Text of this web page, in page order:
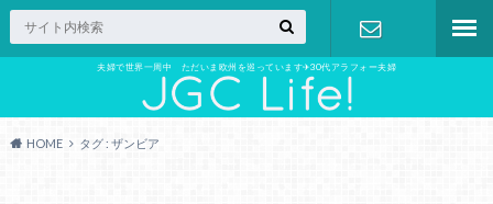
夫婦で世界一周中 ただいま欧州を巡っています✈︎30代アラフォー夫婦
お問い合わ
HOME タグ : ザンビア